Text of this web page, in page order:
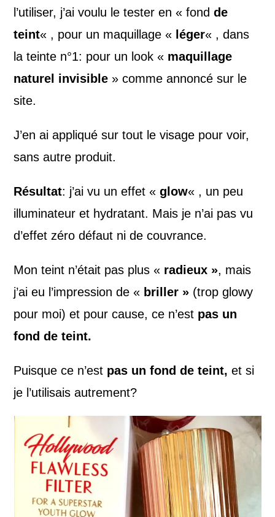
l’utiliser, j’ai voulu le tester en « fond de
teint« , pour un maquillage « léger« , dans
la teinte n°1: pour un look « maquillage
naturel invisible » comme annoncé sur le
site.
J’en ai appliqué sur tout le visage pour voir,
sans autre produit.
Résultat: j’ai vu un effet «glow« , un peu
illuminateur et hydratant. Mais je n’ai pas vu
d’effet zéro défaut ni de couvrance.
Mon teint n’était pas plus « radieux », mais
j’ai eu l’impression de « briller » (trop glowy
pour moi) et pour cause, ce n’est pas un
fond de teint.
Puisque ce n’est pas un fond de teint, et si
je l’utilisais autrement?